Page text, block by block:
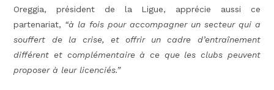
Oreggia, président de la Ligue, apprécie aussi ce
partenariat, “à la fois pour accompagner un secteur qui a
souffert de la crise, et offrir un cadre d’entraînement
différent et complémentaire à ce que les clubs peuvent
proposer à leur licenciés.”